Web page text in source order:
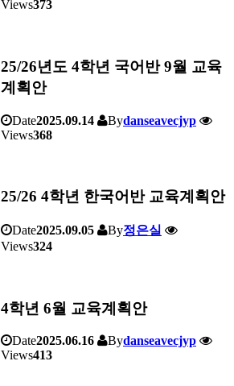
Views373
25/26년도 4학년 국어반 9월 교육
계획안
Date2025.09.14 Bydanseavecjyp
Views368
25/26 4학년 한국어반 교육계획안
Date2025.09.05 By정은실
Views324
4학년 6월 교육계획안
Date2025.06.16 Bydanseavecjyp
Views413